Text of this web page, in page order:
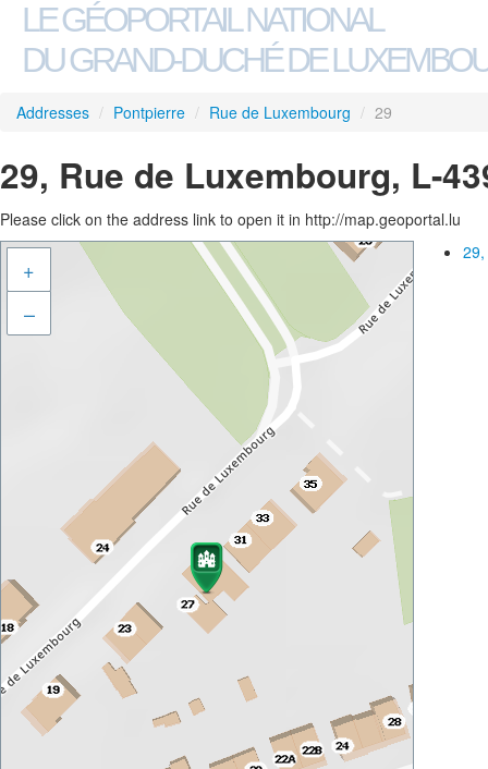
LE GÉOPORTAIL NATIONAL
DU GRAND-DUCHÉ DE
Addresses / Pontpierre / Rue de Luxembourg / 29
29, Rue de Luxembourg, L-
Please click on the address link to open it in http://map.geoportal.lu
+
–